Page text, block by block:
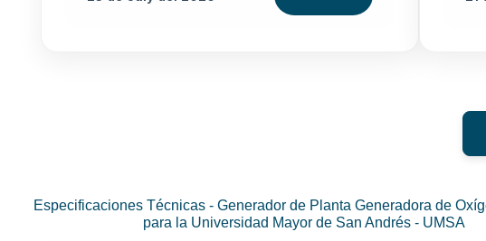
Especificaciones Técnicas - Generador de Planta Generadora de
para la Universidad Mayor de San Andrés - UMSA